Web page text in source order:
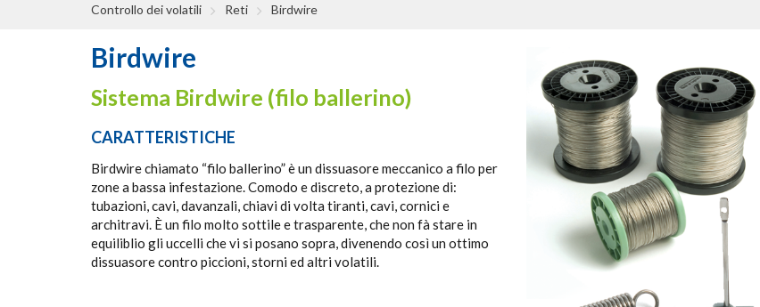
Controllo dei volatili Reti Birdwire
Birdwire
Sistema Birdwire (filo ballerino)
CARATTERISTICHE
Birdwire chiamato “filo ballerino” è un dissuasore meccanico a filo per
zone a bassa infestazione. Comodo e discreto, a protezione di:
tubazioni, cavi, davanzali, chiavi di volta tiranti, cavi, cornici e
architravi. È un filo molto sottile e trasparente, che non fà stare in
equiliblio gli uccelli che vi si posano sopra, divenendo così un ottimo
dissuasore contro piccioni, storni ed altri volatili.